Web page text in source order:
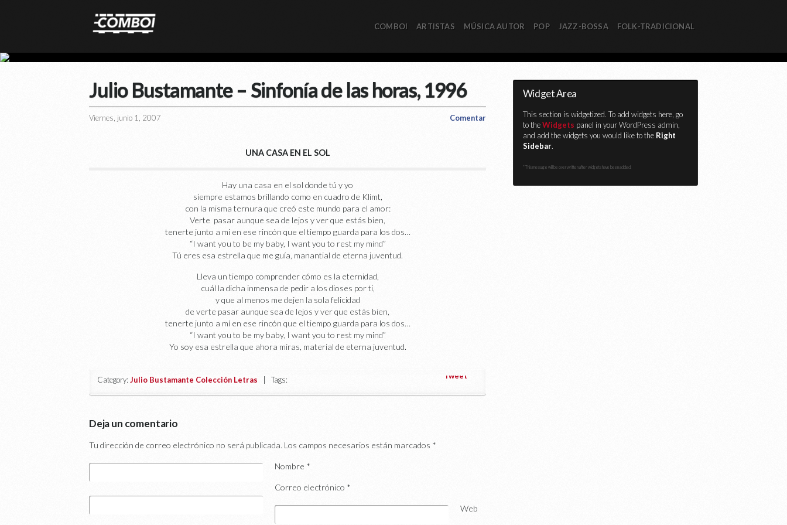
COMBOI ARTISTAS MÚSICA AUTOR POP JAZZ-BOSSA FOLK-TRADICIONAL
Julio Bustamante – Sinfonía de las horas, 1996
Viernes, junio 1, 2007 Comentar
UNA CASA EN EL SOL
Hay una casa en el sol donde tú y yo
siempre estamos brillando como en cuadro de Klimt,
con la misma ternura que creó este mundo para el amor:
Verte pasar aunque sea de lejos y ver que estás bien,
tenerte junto a mi en ese rincón que el tiempo guarda para los dos…
“I want you to be my baby, I want you to rest my mind”
Tú eres esa estrella que me guía, manantial de eterna juventud.
Lleva un tiempo comprender cómo es la eternidad,
cuál la dicha inmensa de pedir a los dioses por ti,
y que al menos me dejen la sola felicidad
de verte pasar aunque sea de lejos y ver que estás bien,
tenerte junto a mí en ese rincón que el tiempo guarda para los dos…
“I want you to be my baby, I want you to rest my mind”
Yo soy esa estrella que ahora miras, material de eterna juventud.
Category: Julio Bustamante Colección Letras | Tags: Tweet
Deja un comentario
Tu dirección de correo electrónico no será publicada. Los campos necesarios están marcados *
Nombre *
Correo electrónico *
Web
Widget Area
This section is widgetized. To add widgets here, go
to theWidgets panel in your WordPress admin,
and add the widgets you would like to the Right
Sidebar.
*This message will be overwritten after widgets have been added.